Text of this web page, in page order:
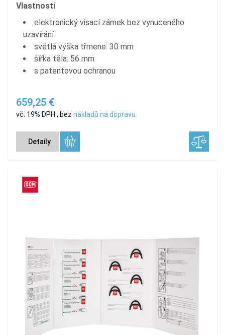
Vlastnosti
elektronický visací zámek bez vynuceného
uzavírání
světlá výška třmene: 30 mm
šířka těla: 56 mm
s patentovou ochranou
659,25 €
vč. 19% DPH , bez nákladů na dopravu
Detaily